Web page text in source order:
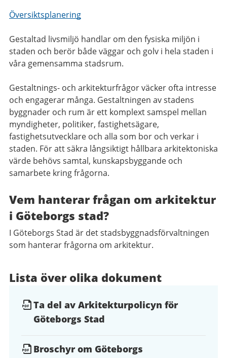
Översiktsplanering
Gestaltad livsmiljö handlar om den fysiska miljön i
staden och berör både väggar och golv i hela staden i
våra gemensamma stadsrum.
Gestaltnings- och arkitekturfrågor väcker ofta intresse
och engagerar många. Gestaltningen av stadens
byggnader och rum är ett komplext samspel mellan
myndigheter, politiker, fastighetsägare,
fastighetsutvecklare och alla som bor och verkar i
staden. För att säkra långsiktigt hållbara arkitektoniska
värde behövs samtal, kunskapsbyggande och
samarbete kring frågorna.
Vem hanterar frågan om arkitektur
i Göteborgs stad?
I Göteborgs Stad är det stadsbyggnadsförvaltningen
som hanterar frågorna om arkitektur.
Lista över olika dokument
Ta del av Arkitekturpolicyn för
Göteborgs Stad
Broschyr om Göteborgs